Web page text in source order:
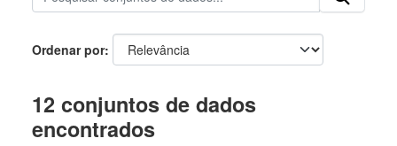
Ordenar por
12 conjuntos de dados
encontrados